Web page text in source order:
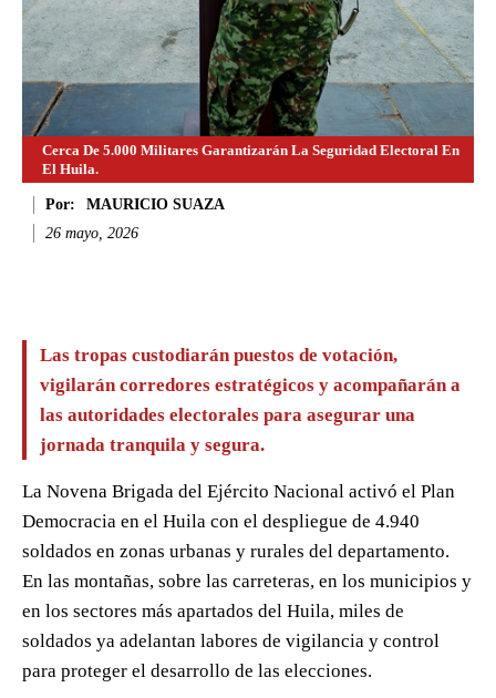
Cerca De 5.000 Militares Garantizarán La Seguridad Electoral En
El Huila.
Por:
MAURICIO SUAZA
26 mayo, 2026
Las tropas custodiarán puestos de votación,
vigilarán corredores estratégicos y acompañarán a
las autoridades electorales para asegurar una
jornada tranquila y segura.
La Novena Brigada del Ejército Nacional activó el Plan
Democracia en el Huila con el despliegue de 4.940
soldados en zonas urbanas y rurales del departamento.
En las montañas, sobre las carreteras, en los municipios y
en los sectores más apartados del Huila, miles de
soldados ya adelantan labores de vigilancia y control
para proteger el desarrollo de las elecciones.